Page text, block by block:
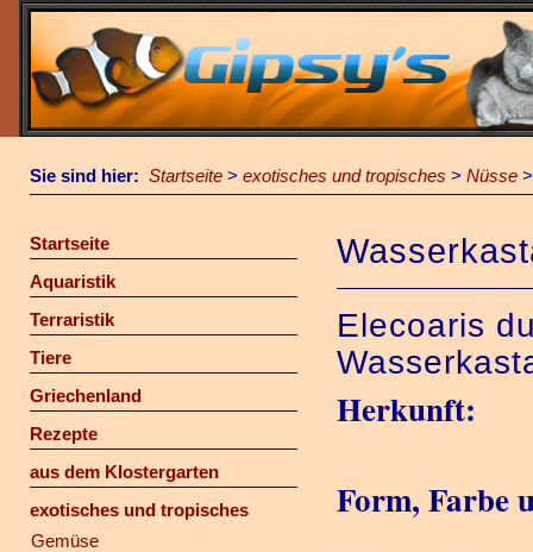
Sie sind hier: Startseite > exotisches und tropisches > Nüsse
Startseite
Aquaristik
Terraristik
Tiere
Griechenland
Rezepte
aus dem Klostergarten
exotisches und tropisches
Gemüse
Elecoaris
Herkunft:
Form, Farbe